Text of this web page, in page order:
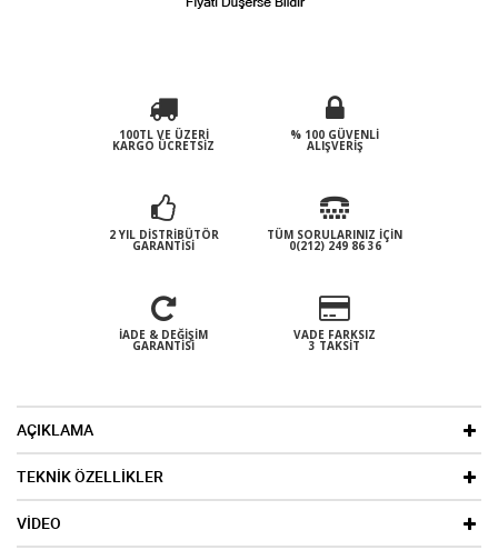
100TL VE ÜZERI
KARGO ÜCRETSIZ
% 100 GÜVENLI
ALIŞVERIŞ
2 YIL DISTRIBÜTÖR
GARANTISI
TÜM SORULARINIZ İÇIN
0(212) 249 86 36
İADE & DEĞIŞIM
GARANTISI
VADE FARKSIZ
3 TAKSIT
AÇIKLAMA
TEKNİK ÖZELLİKLER
VİDEO